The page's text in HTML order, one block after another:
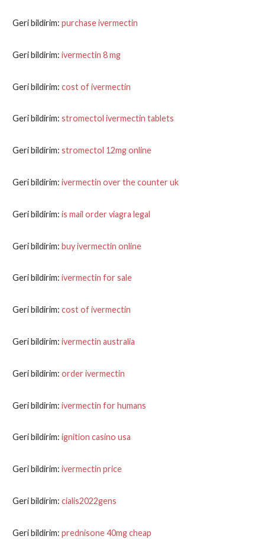
Geri bildirim: purchase ivermectin
Geri bildirim: ivermectin 8 mg
Geri bildirim: cost of ivermectin
Geri bildirim: stromectol ivermectin tablets
Geri bildirim: stromectol 12mg online
Geri bildirim: ivermectin over the counter uk
Geri bildirim: is mail order viagra legal
Geri bildirim: buy ivermectin online
Geri bildirim: ivermectin for sale
Geri bildirim: cost of ivermectin
Geri bildirim: ivermectin australia
Geri bildirim: order ivermectin
Geri bildirim: ivermectin for humans
Geri bildirim: ignition casino usa
Geri bildirim: ivermectin price
Geri bildirim: cialis2022gens
Geri bildirim: prednisone 40mg cheap